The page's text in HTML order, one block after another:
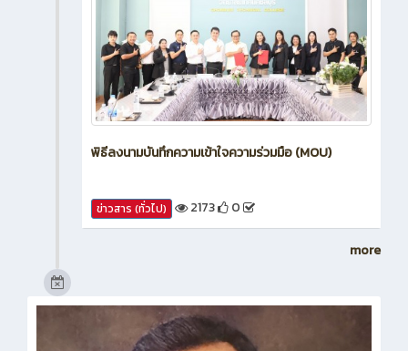
พิธีลงนามบันทึกความเข้าใจความร่วมมือ (MOU)
ข่าวสาร (ทั่วไป) 2173 0
more